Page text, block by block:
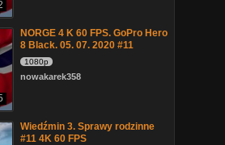
NORGE 4 K 60 FPS. GoPro Hero
8 Black. 05. 07. 2020 #11
1080p
nowakarek358
Wiedźmin 3. Sprawy rodzinne
#11 4K 60 FPS